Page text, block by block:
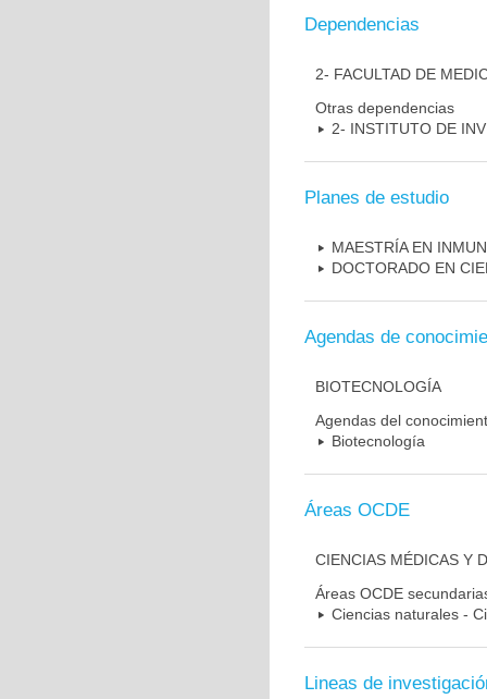
Dependencias
2- FACULTAD DE
Otras dependencias
2- INSTITUTO DE
Planes de estudio
MAESTRÍA EN
DOCTORADO EN
Agendas de
BIOTECNOLOGÍA
Agendas del
Biotecnología
Áreas OCDE
CIENCIAS MÉDICAS Y
Áreas OCDE
Ciencias naturales -
Lineas de